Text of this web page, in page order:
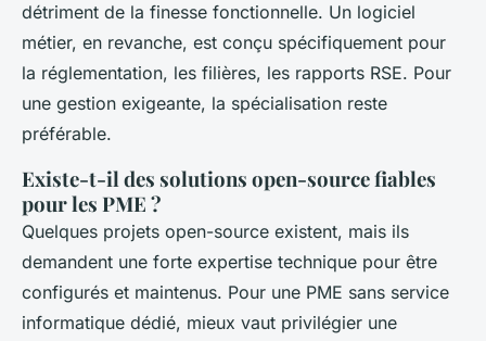
détriment de la finesse fonctionnelle. Un logiciel
métier, en revanche, est conçu spécifiquement pour
la réglementation, les filières, les rapports RSE. Pour
une gestion exigeante, la spécialisation reste
préférable.
Existe-t-il des solutions open-source fiables
pour les PME ?
Quelques projets open-source existent, mais ils
demandent une forte expertise technique pour être
configurés et maintenus. Pour une PME sans service
informatique dédié, mieux vaut privilégier une